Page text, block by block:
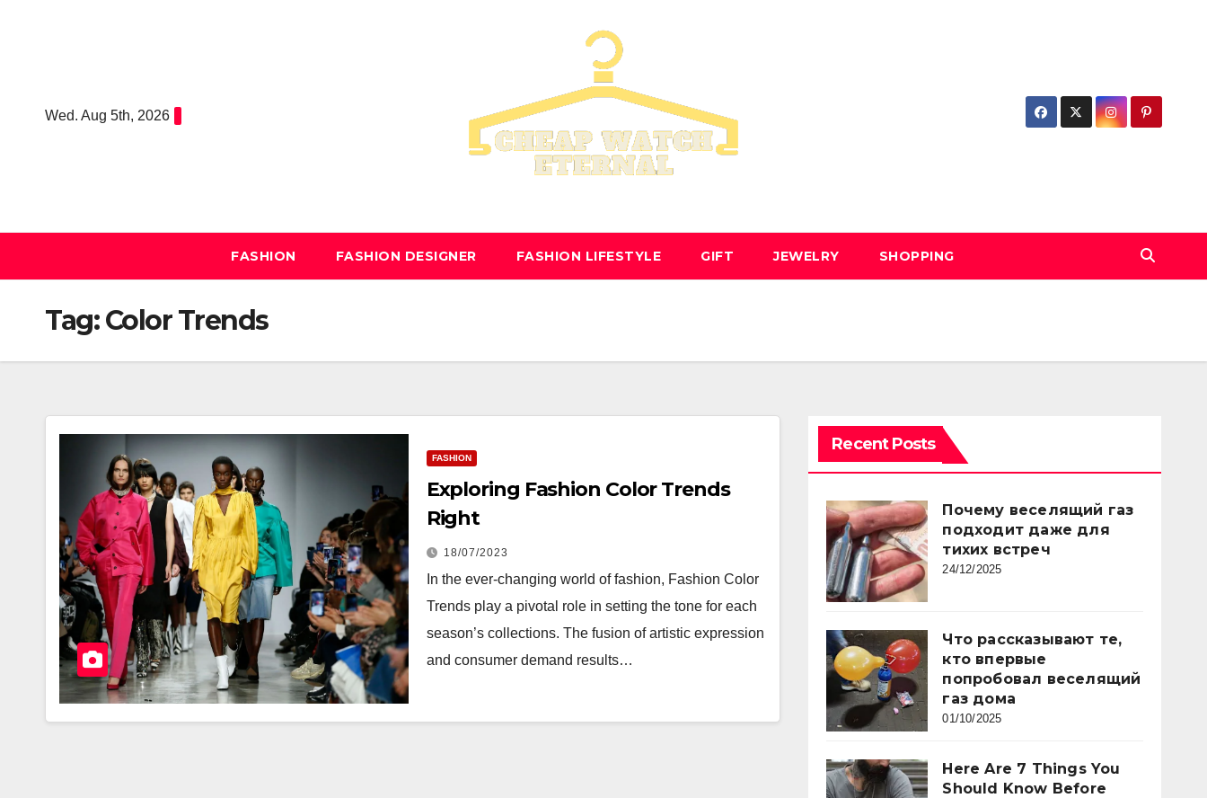
Wed. Aug 5th, 2026
FASHION FASHION DESIGNER FASHION LIFESTYLE GIFT JEWELRY SHOPPING
Tag:Color Trends
FASHION
Exploring Fashion Color Trends
Right
18/07/2023
In the ever-changing world of fashion, Fashion Color
Trends play a pivotal role in setting the tone for each
season’s collections. The fusion of artistic expression
and consumer demand results…
Recent Posts
Почему веселящий газ
подходит даже для
тихих встреч
24/12/2025
Что рассказывают те,
кто впервые
попробовал веселящий
газ дома
01/10/2025
Here Are 7 Things You
Should Know Before